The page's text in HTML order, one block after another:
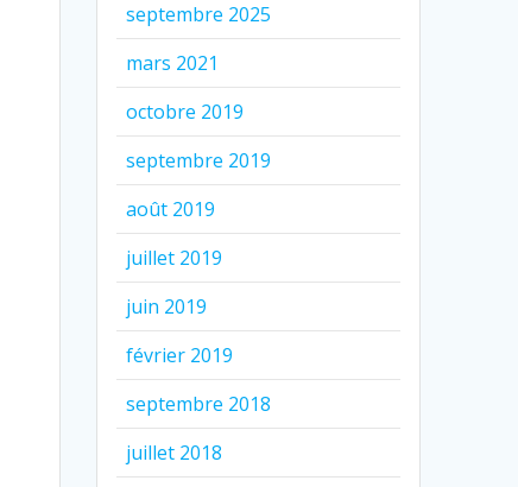
septembre 2025
mars 2021
octobre 2019
septembre 2019
août 2019
juillet 2019
juin 2019
février 2019
septembre 2018
juillet 2018